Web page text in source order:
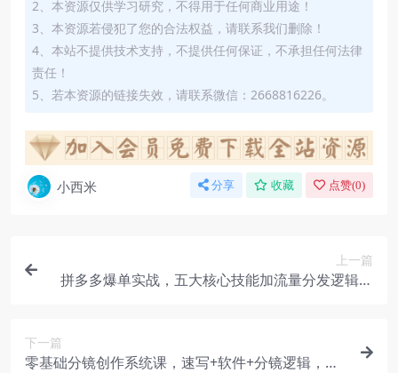
2、本资源仅供学习研究，不得用于任何商业用途！
3、本资源若侵犯了您的合法权益，请联系我们删除！
4、本站不提供技术支持，不提供任何保证，不承担任何法律
责任！
5、若本资源的链接失效，请联系微信：2668816226。
小西米 分享 收藏 点赞(0)
上一篇
拼多多爆单实战，五大核心技能加流量分发逻辑，
下一篇
零基础分镜创作系统课，速写+软件+分镜逻辑，适